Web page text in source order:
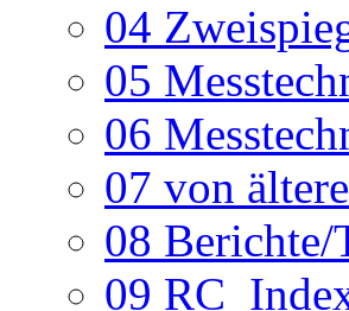
04
05
06
07 von
08 Berichte/
09